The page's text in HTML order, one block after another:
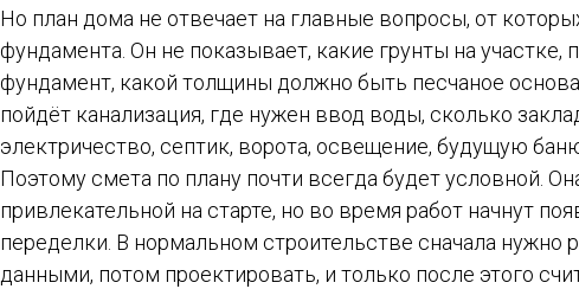
Но план дома не отвечает на главные вопросы, от
фундамента. Он не показывает, какие грунты на участке,
фундамент, какой толщины должно быть песчаное
пойдёт канализация, где нужен ввод воды, сколько
электричество, септик, ворота, освещение, будущую
Поэтому смета по плану почти всегда будет условной.
привлекательной на старте, но во время работ начнут
переделки. В нормальном строительстве сначала нужно
данными, потом проектировать, и только после этого